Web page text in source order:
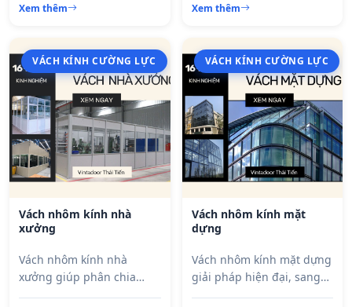
ánh sáng tự nhiên tối đa.
Xem thêm
không gian sang trọng,
thời gian.
Xem thêm
VÁCH KÍNH CƯỜNG LỰC
Vách nhôm kính nhà
xưởng
Vách nhôm kính nhà
xưởng giúp phân chia
không gian sản xuất khoa
VÁCH KÍNH CƯỜNG LỰC
Vách nhôm kính mặt
dựng
Vách nhôm kính mặt dựng
giải pháp hiện đại, sang
trọng, giúp công trình nổi